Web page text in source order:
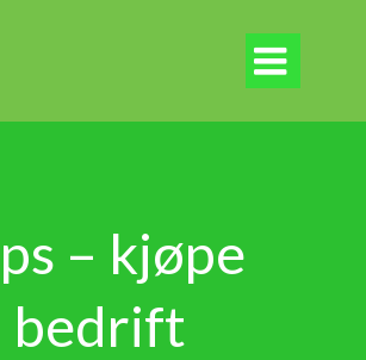

– kjøpe
bedrift